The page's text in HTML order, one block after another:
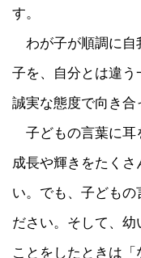
す。
わが子が順調に自
子を、自分とは違う
誠実な態度で向き合
子どもの言葉に耳
成長や輝きをたく
い。でも、子どもの
ださい。そして、
ことをしたときは